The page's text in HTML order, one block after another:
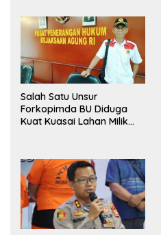
Salah Satu Unsur
Forkopimda BU Diduga
Kuat Kuasai Lahan Milik